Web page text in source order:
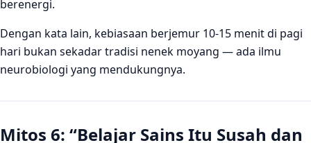
berenergi.
Dengan kata lain, kebiasaan berjemur 10-15 menit di pagi
hari bukan sekadar tradisi nenek moyang — ada ilmu
neurobiologi yang mendukungnya.
Mitos 6: “Belajar Sains Itu Susah dan